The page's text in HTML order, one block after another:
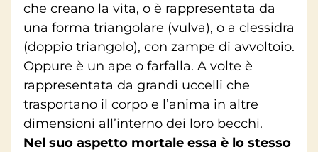
che creano la vita, o è rappresentata da
una forma triangolare (vulva), o a clessidra
(doppio triangolo), con zampe di avvoltoio.
Oppure è un ape o farfalla. A volte è
rappresentata da grandi uccelli che
trasportano il corpo e l’anima in altre
dimensioni all’interno dei loro becchi.
Nel suo aspetto mortale essa è lo stesso